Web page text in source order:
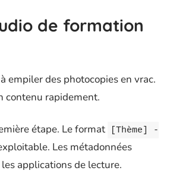
de formation
empiler des photocopies en vrac.
contenu rapidement.
étape. Le format
[Thème] -
Les métadonnées
applications de lecture.